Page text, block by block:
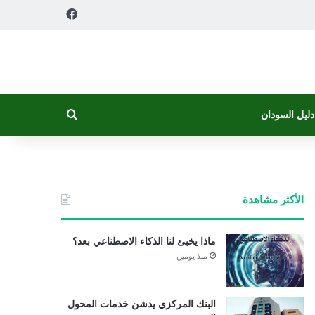
دليل السودان
الأكثر مشاهدة
ماذا يخبئ لنا الذكاء الاصطناعي بعد؟
منذ يومين
البنك المركزي يدشن خدمات المحول